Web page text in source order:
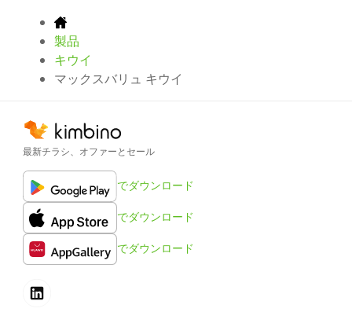
製品
キウイ
マックスバリュ キウイ
最新チラシ、オファーとセール
でダウンロード
でダウンロード
でダウンロード